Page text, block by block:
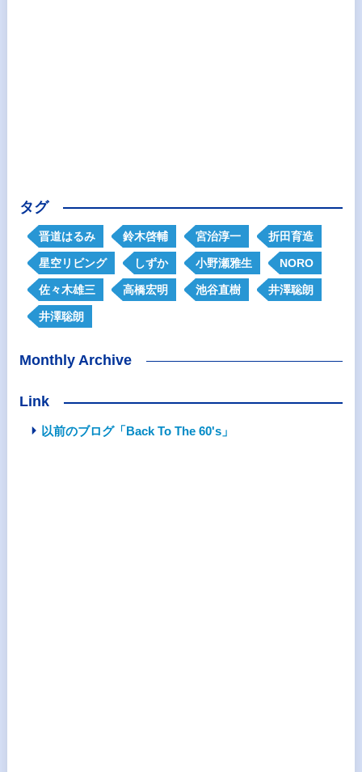
タグ
晋道はるみ 鈴木啓輔 宮治淳一 折田育造
星空リビング しずか 小野瀬雅生 NORO
佐々木雄三 高橋宏明 池谷直樹 井澤聡朗
井澤聡朗
Monthly Archive
Link
以前のブログ「Back To The 60's」